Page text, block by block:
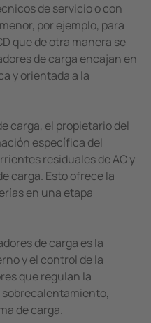
de servicio o con
por ejemplo, para
que de otra manera se
de carga encajan en
y orientada a la
carga, el propietario del
específica del
residuales de AC y
carga. Esto ofrece la
en una etapa
de carga es la
y el control de la
que regulan la
sobrecalentamiento,
de carga.